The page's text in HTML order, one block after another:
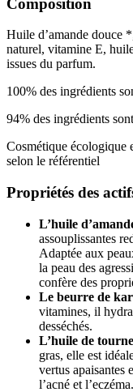
Huile d’amande douce
naturel, vitamine E,
issues du parfum.
100% des ingrédients
94% des ingrédients
Cosmétique écologique
selon le référentiel
Propriétés des
L’huile
assouplissantes
Adaptée aux
la peau des
confère des
Le beurre de
vitamines, il
desséchés.
L’huile de
gras, elle est
vertus apaisantes
l’acné et l’eczéma.